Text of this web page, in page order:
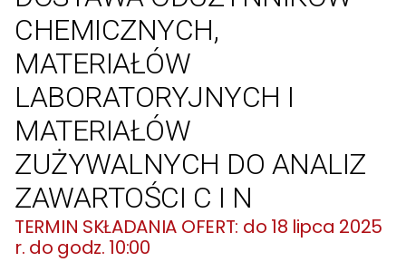
CHEMICZNYCH,
MATERIAŁÓW
LABORATORYJNYCH I
MATERIAŁÓW
ZUŻYWALNYCH DO ANALIZ
ZAWARTOŚCI C I N
do 18 lipca 2025
r. do godz. 10:00